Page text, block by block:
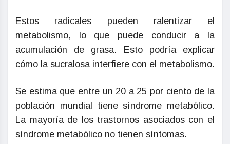
Estos radicales pueden ralentizar el
metabolismo, lo que puede conducir a la
acumulación de grasa. Esto podría explicar
cómo la sucralosa interfiere con el metabolismo.
Se estima que entre un 20 a 25 por ciento de la
población mundial tiene síndrome metabólico.
La mayoría de los trastornos asociados con el
síndrome metabólico no tienen síntomas.